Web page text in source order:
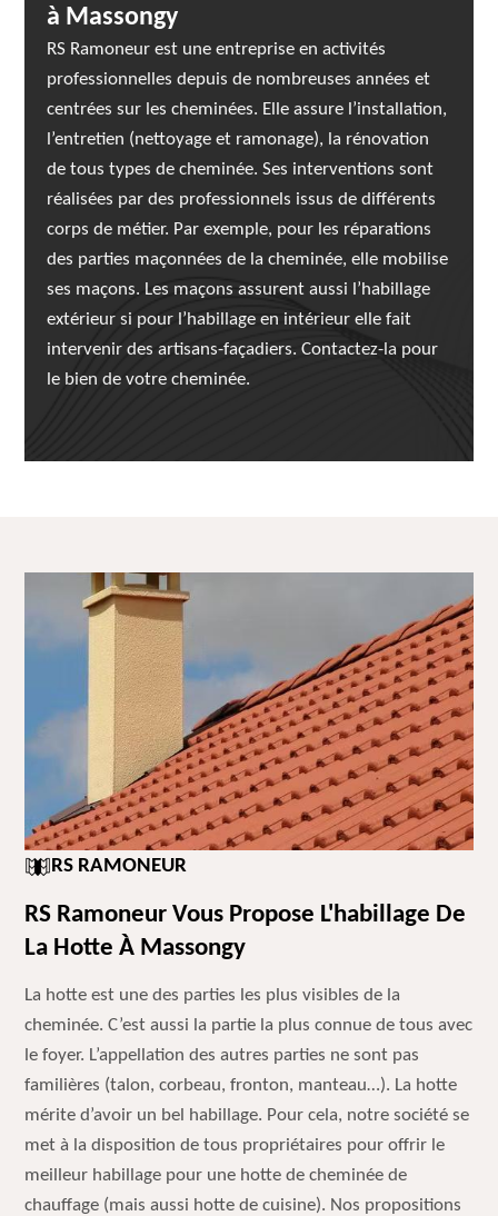
à Massongy
RS Ramoneur est une entreprise en activités
professionnelles depuis de nombreuses années et
centrées sur les cheminées. Elle assure l’installation,
l’entretien (nettoyage et ramonage), la rénovation
de tous types de cheminée. Ses interventions sont
réalisées par des professionnels issus de différents
corps de métier. Par exemple, pour les réparations
des parties maçonnées de la cheminée, elle mobilise
ses maçons. Les maçons assurent aussi l’habillage
extérieur si pour l’habillage en intérieur elle fait
intervenir des artisans-façadiers. Contactez-la pour
le bien de votre cheminée.
RS RAMONEUR
RS Ramoneur Vous Propose L'habillage De
La Hotte À Massongy
La hotte est une des parties les plus visibles de la
cheminée. C’est aussi la partie la plus connue de tous avec
le foyer. L’appellation des autres parties ne sont pas
familières (talon, corbeau, fronton, manteau…). La hotte
mérite d’avoir un bel habillage. Pour cela, notre société se
met à la disposition de tous propriétaires pour offrir le
meilleur habillage pour une hotte de cheminée de
chauffage (mais aussi hotte de cuisine). Nos propositions